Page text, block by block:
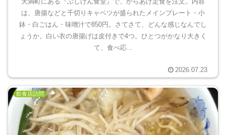
は、唐揚などと千切りキャベツが盛られたメインプレート・小
鉢・白ごはん・味噌汁で850円。さてさて、どんな感じなんでし
ょうか。白い衣の唐揚げは皮付きで4つ。ひとつがかなり大きく
て、食べ応...
2026.07.23
飲食店訪問